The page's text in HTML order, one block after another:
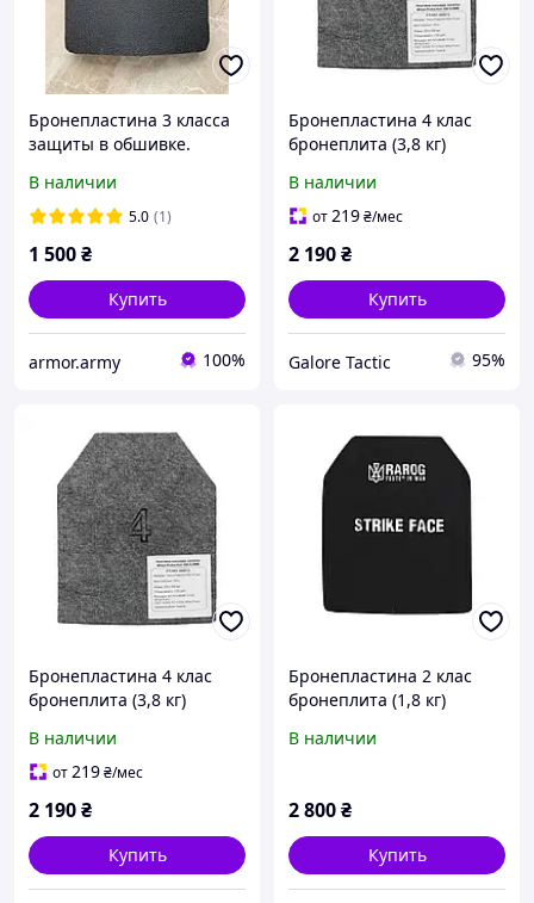
Бронепластина 3 класса
защиты в обшивке.
протоколами.
Бронеплита 3 класа.
В наличии
5.0 (1)
1 500₴
Купить
armor.army 100%
Бронепластина 4 клас
бронеплита (3,8 кг)
бронепластини 30х25
бронеплити
В наличии
от219₴/мес
2 190₴
Купить
Galore Tactic 95%
Бронепластина 4 клас
бронеплита (3,8 кг)
бронепластини 30х25
бронеплити
В наличии
от219₴/мес
2 190₴
Купить
Бронепластина 2 клас
бронеплита (1,8 кг)
бронеплити 25х30
бронежилета
В наличии
2 800₴
Купить